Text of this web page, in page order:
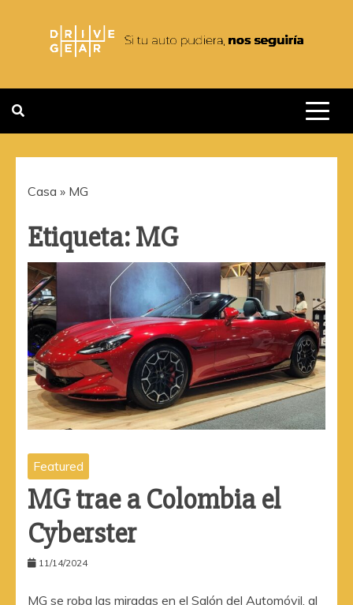
contenido
DRIVEGEAR
Casa » MG
Etiqueta:MG
Featured
MG trae a Colombia el
Cyberster
11/14/2024
MG se roba las miradas en el Salón del Automóvil, al